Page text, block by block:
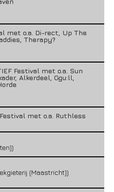
met o.a. Di-rect, Up The
Therapy?
Festival met o.a. Sun
Alkerdeel, Ggu:ll,
met o.a. Ruthless
(Maastricht))